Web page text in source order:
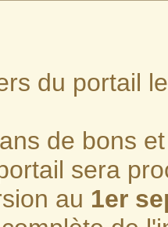
du portail
de bons
sera
au 1er